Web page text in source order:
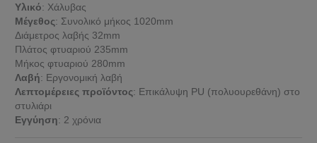
Υλικό: Χάλυβας
Μέγεθος: Συνολικό μήκος 1020mm
Διάμετρος λαβής 32mm
Πλάτος φτυαριού 235mm
Μήκος φτυαριού 280mm
Λαβή: Εργονομική λαβή
Λεπτομέρειες προϊόντος: Επικάλυψη PU (πολυουρεθάνη) στο
στυλιάρι
Εγγύηση: 2 χρόνια